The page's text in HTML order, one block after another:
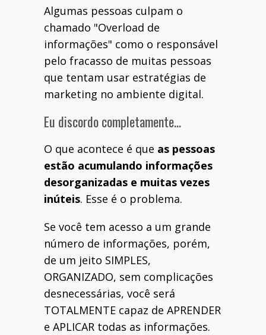
Algumas pessoas culpam o
chamado "Overload de
informações" como o responsável
pelo fracasso de muitas pessoas
que tentam usar estratégias de
marketing no ambiente digital.
Eu discordo completamente…
O que acontece é que as pessoas
estão acumulando informações
desorganizadas e muitas vezes
inúteis. Esse é o problema.
Se você tem acesso a um grande
número de informações, porém,
de um jeito SIMPLES,
ORGANIZADO, sem complicações
desnecessárias, você será
TOTALMENTE capaz de APRENDER
e APLICAR todas as informações.